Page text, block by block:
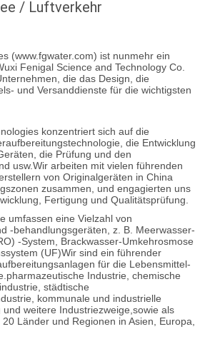
/ Luftverkehr
(www.fgwater.com) ist nunmehr ein
Fenigal Science and Technology Co.
die das Design, die
und Versanddienste für die wichtigsten
konzentriert sich auf die
die Entwicklung
die Prüfung und den
usw.Wir arbeiten mit vielen führenden
von Originalgeräten in China
zusammen, und engagierten uns
Fertigung und Qualitätsprüfung.
umfassen eine Vielzahl von
-behandlungsgeräten, z. B. Meerwasser-
-System, Brackwasser-Umkehrosmose
(UF)Wir sind ein führender
für die Lebensmittel-
Industrie, chemische
städtische
kommunale und industrielle
weitere Industriezweige,sowie als
Länder und Regionen in Asien, Europa,